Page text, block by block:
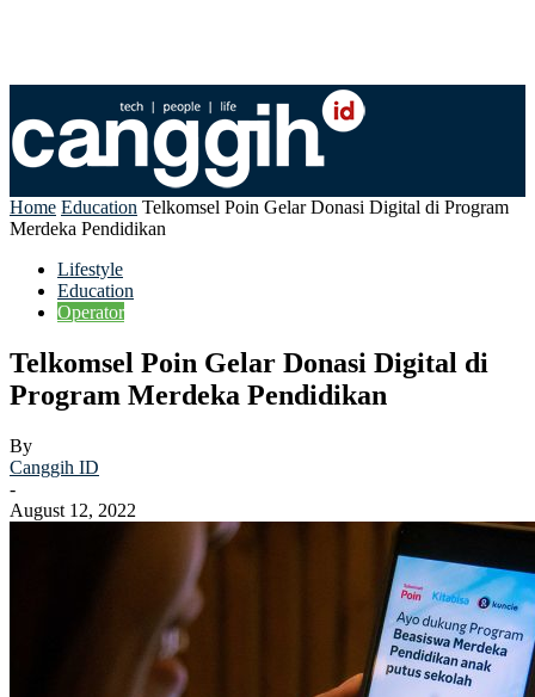
Home Education Telkomsel Poin Gelar Donasi Digital di Program
Merdeka Pendidikan
Lifestyle
Education
Operator
Telkomsel Poin Gelar Donasi Digital di
Program Merdeka Pendidikan
By
Canggih ID
-
August 12, 2022